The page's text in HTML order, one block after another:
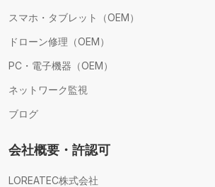
スマホ・タブレット（OEM）
ドローン修理（OEM）
PC・電子機器（OEM）
ネットワーク監視
ブログ
会社概要・許認可
LOREATEC株式会社